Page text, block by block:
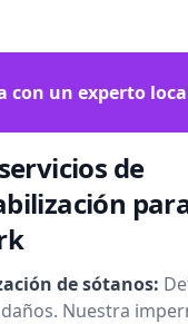
con un experto
de
de sótanos:
Nuestra